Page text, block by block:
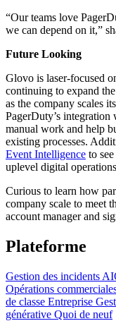
“Our teams love
we can depend on it,”
Future Looking
Glovo is laser-focused
continuing to expand
as the company scales
PagerDuty’s integration
manual work and help
existing processes.
Event Intelligence to
uplevel digital
Curious to learn how
company scale to meet
account manager and
Plateforme
Gestion des incidents
Opérations
de classe Entreprise
générative Quoi de neuf